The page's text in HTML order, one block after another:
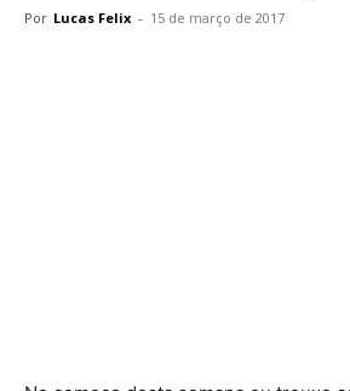
Por Lucas Felix - 15 de março de 2017